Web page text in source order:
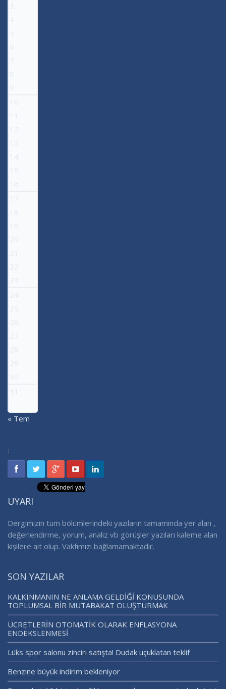
3
4
5
6
7
8
9
10
11
12
13
14
15
16
17
18
19
20
21
22
23
24
25
26
27
28
29
30
31
« Tem
:
UYARI
Dergimizin tüm bölümlerindeki yazıların tamamında yer alan ,
değerlendirme, yorum, analiz vb görüşler yazıları kaleme alan
kişilere ait olup. Vakfımızı bağlamamaktadır.
SON YAZILAR
KALKINMANIN NE ANLAMA GELDİĞİ KONUSUNDA
TOPLUMSAL BİR MUTABAKAT OLUŞTURMAK
ÜCRETLERİN OTOMATİK OLARAK ENFLASYONA
ENDEKSLENMESİ
Lüks spor salonu zinciri satışta! Dudak uçuklatan teklif
Benzine büyük indirim bekleniyor